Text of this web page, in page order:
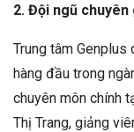
2. Đội ngũ chuyên
Trung tâm
hàng đầu trong
chuyên môn chính
Thị Trang, giảng